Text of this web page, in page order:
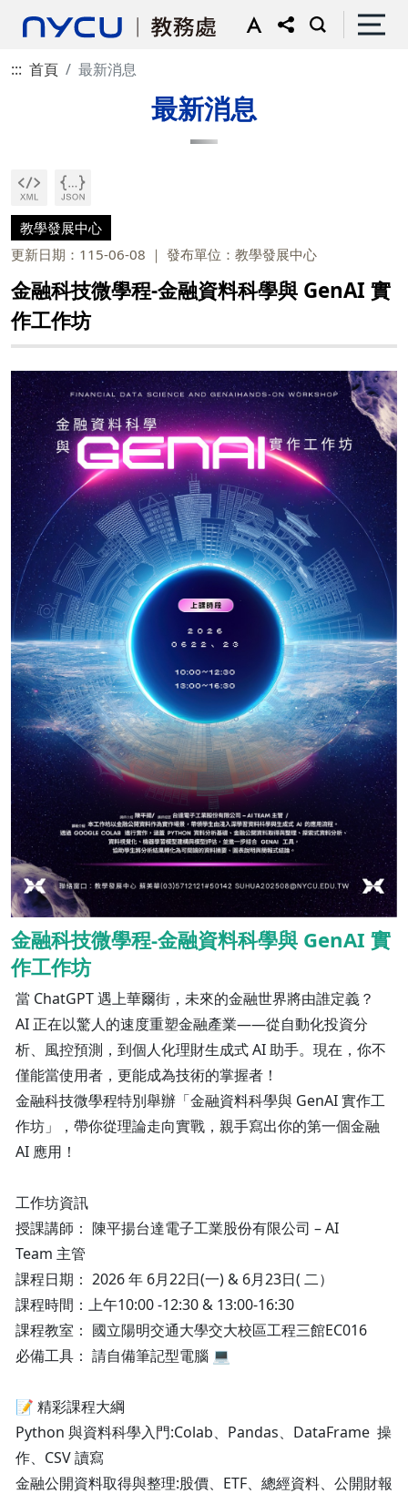
::: 首頁 最新消息
最新消息
教學發展中心
更新日期：115-06-08
發布單位：教學發展中心
金融科技微學程-金融資料科學與 GenAI 實
作工作坊
金融科技微學程-金融資料科學與 GenAI 實
作工作坊
當 ChatGPT 遇上華爾街，未來的金融世界將由誰定義？
AI 正在以驚人的速度重塑金融產業——從自動化投資分
析、風控預測，到個人化理財生成式 AI 助手。現在，你不
僅能當使用者，更能成為技術的掌握者！
金融科技微學程特別舉辦「金融資料科學與 GenAI 實作工
作坊」，帶你從理論走向實戰，親手寫出你的第一個金融
AI 應用！
工作坊資訊
授課講師： 陳平揚台達電子工業股份有限公司 – AI
Team 主管
課程日期： 2026 年 6月22日(一) & 6月23日( 二）
課程時間：上午10:00 -12:30 & 13:00-16:30
課程教室： 國立陽明交通大學交大校區工程三館EC016
必備工具： 請自備筆記型電腦 💻
📝 精彩課程大綱
Python 與資料科學入門:Colab、Pandas、DataFrame 操
作、CSV 讀寫
金融公開資料取得與整理:股價、ETF、總經資料、公開財報